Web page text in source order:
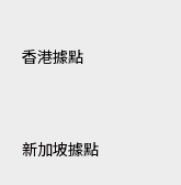
香港據點
新加坡據點